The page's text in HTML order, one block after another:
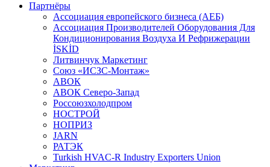
Партнёры
Ассоциация европейского бизнеса (АЕБ)
Aссоциация Производителей Оборудования Для
Кондиционирования Воздуха И Рефрижерации
İSKİD
Литвинчук Маркетинг
Союз «ИСЗС-Монтаж»
АВОК
АВОК Северо-Запад
Россоюзхолодпром
НОСТРОЙ
НОПРИЗ
JARN
РАТЭК
Turkish HVAC-R Industry Exporters Union